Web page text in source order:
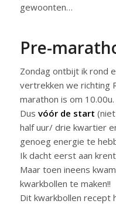
gewoonten…
Pre-
Zondag ontbijt ik rond
vertrekken we richting
marathon is om 10.00u.
Dus vóór de start
half uur/ drie kwartier
genoeg energie te
Ik dacht eerst aan
Maar toen ineens
kwarkbollen te maken!!
Dit kwarkbollen recept